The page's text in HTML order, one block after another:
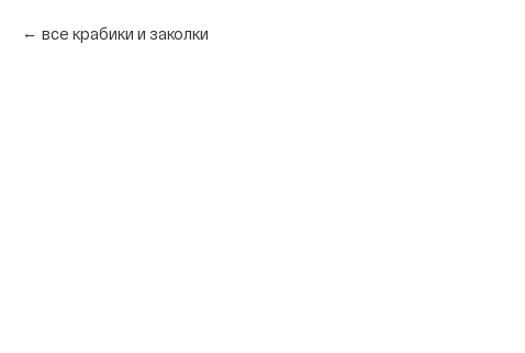
все крабики и заколки